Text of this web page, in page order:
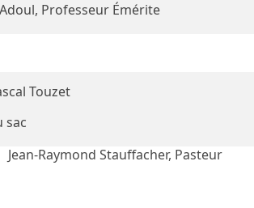
Professeur Émérite
Touzet
sac
Jean-Raymond Stauffacher, Pasteur